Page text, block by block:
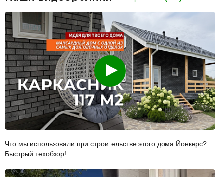
Смотреть
Что мы использовали при строительстве этого дома Йонкерс?
Быстрый техобзор!